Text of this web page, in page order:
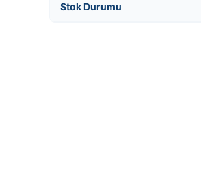
Stok Durumu